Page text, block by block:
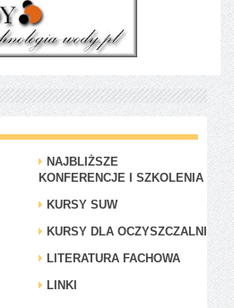
NAJBLIŻSZE
KONFERENCJE I SZKOLENIA
KURSY SUW
KURSY DLA OCZYSZCZALNI
LITERATURA FACHOWA
LINKI